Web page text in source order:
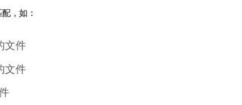
，如：
文件
文件